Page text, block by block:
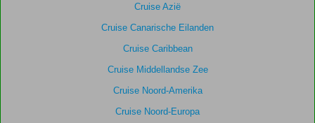
Cruise Azië
Cruise Canarische Eilanden
Cruise Caribbean
Cruise Middellandse Zee
Cruise Noord-Amerika
Cruise Noord-Europa